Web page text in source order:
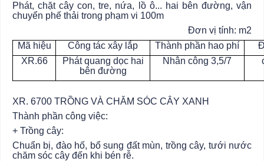
Phát, chặt cây con, tre, nứa, lồ ô... hai bên đường, vận
chuyển phế thải trong phạm vi 100m
Đơn vị tính: m2
Mã hiệu
Công tác xây lắp Thành phần hao phí
XR.66
Phát quang dọc hai
bên đường
Nhân công 3,5/7
XR. 6700 TRỒNG VÀ CHĂM SÓC CÂY XANH
Thành phần công việc:
+ Trồng cây:
Chuẩn bị, đào hố, bổ sung đất mùn, trồng cây, tưới nước
chăm sóc cây đến khi bén rễ.